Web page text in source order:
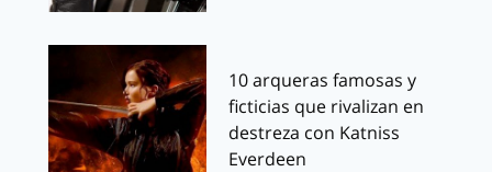
10 arqueras famosas y
ficticias que rivalizan en
destreza con Katniss
Everdeen